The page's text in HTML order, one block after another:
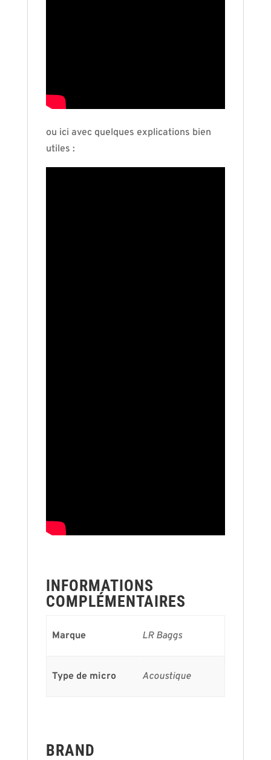
ou ici avec quelques explications bien
utiles :
INFORMATIONS
COMPLÉMENTAIRES
Marque LR Baggs
Type de micro Acoustique
BRAND